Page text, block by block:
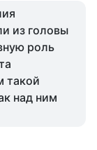
из головы
роль
такой
над ним